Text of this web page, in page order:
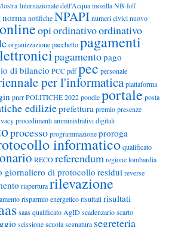
Internazionale dell'AcquamozillaNB-IoT
normanotificheNPAPInumeri civicinuovo
onlineopiordinativoordinativo
organizzazionepacchettopagamenti
pagamentopago
di bilancio PCCpdfpec personale
per l'informaticapiattaforma
pnrrPOLITICHE 2022poodleportale posta
edilizieprefetturapremiopresenze
procedimenti amministrativi digitali
processoprogrammazioneproroga
informaticoqualificato
RECOreferendumregione lombardia
giornaliero di protocollo residuireverse
riaperturarilevazione
risparmio energeticorisultatirisultati
saas qualificato AgIDscadenzarioscarto
scissionescuolasegnatura segreteria